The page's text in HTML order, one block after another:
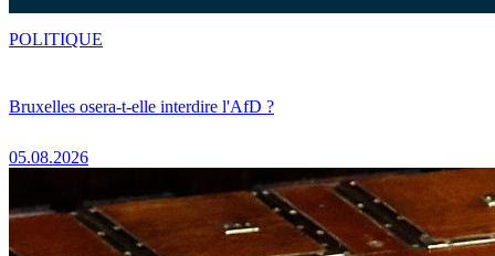
Bruxelles osera-t-elle interdire l'AfD ?
05.08.2026
POLITIQUE